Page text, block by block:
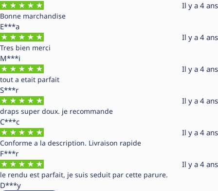
Il y a 4 ans
Bonne marchandise
E***a
Il y a 4 ans
Tres bien merci
M***i
Il y a 4 ans
tout a etait parfait
S***r
Il y a 4 ans
draps super doux. je recommande
C***c
Il y a 4 ans
Conforme a la description. Livraison rapide
F***r
Il y a 4 ans
le rendu est parfait, je suis seduit par cette parure.
D***y